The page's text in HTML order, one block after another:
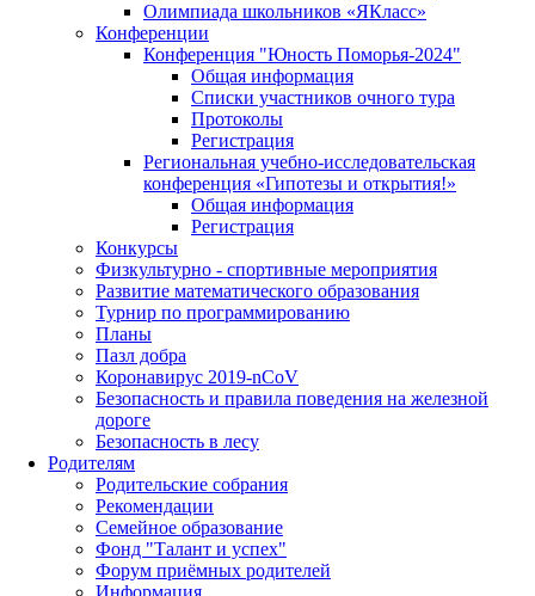
Олимпиада школьников «ЯКласс»
Конференции
Конференция "Юность Поморья-2024"
Общая информация
Списки участников очного тура
Протоколы
Регистрация
Региональная учебно-исследовательская
конференция «Гипотезы и открытия!»
Общая информация
Регистрация
Конкурсы
Физкультурно - спортивные мероприятия
Развитие математического образования
Турнир по программированию
Планы
Пазл добра
Коронавирус 2019-nCoV
Безопасность и правила поведения на железной
дороге
Безопасность в лесу
Родителям
Родительские собрания
Рекомендации
Семейное образование
Фонд "Талант и успех"
Форум приёмных родителей
Информация